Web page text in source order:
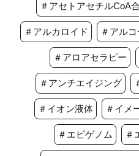
＃アセトアセチルCoA
＃アルカロイド ＃アル
＃アロアセラピー
＃アンチエイジング
＃イオン液体 ＃イメ
＃エピゲノム ＃